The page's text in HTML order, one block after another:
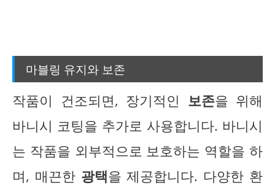
마블링 유지와 보존
작품이 건조되면, 장기적인 보존을 위해
바니시 코팅을 추가로 사용합니다. 바니시
는 작품을 외부적으로 보호하는 역할을 하
며, 매끈한 광택을 제공합니다. 다양한 환